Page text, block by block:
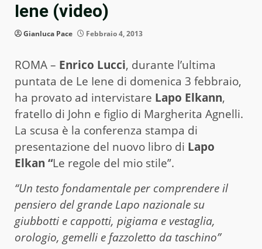
Iene (video)
Gianluca Pace Febbraio 4, 2013
ROMA – Enrico Lucci, durante l’ultima
puntata de Le Iene di domenica 3 febbraio,
ha provato ad intervistare Lapo Elkann,
fratello di John e figlio di Margherita Agnelli.
La scusa è la conferenza stampa di
presentazione del nuovo libro di Lapo
Elkan “Le regole del mio stile”.
“Un testo fondamentale per comprendere il
pensiero del grande Lapo nazionale su
giubbotti e cappotti, pigiama e vestaglia,
orologio, gemelli e fazzoletto da taschino”